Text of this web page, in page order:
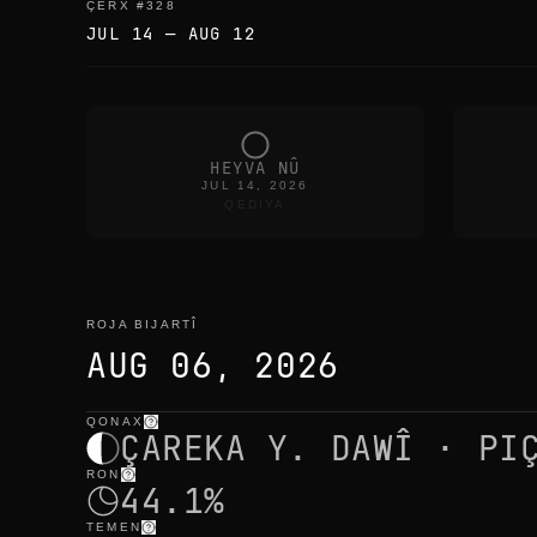
ÇERX #328
JUL 14 — AUG 12
HEYVA NÛ
JUL 14, 2026
ROJA BIJARTÎ
AUG 06, 2026
roja bijartî demên heyvê
QONAX
ÇAREKA Y. DAWÎ ·
RON
44.1%
TEMEN